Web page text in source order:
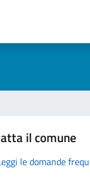
il comune
le domande